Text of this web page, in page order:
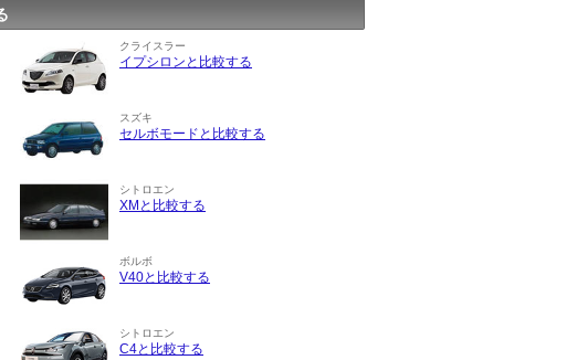
クライスラー
イプシロンと比較する
スズキ
セルボモードと比較する
シトロエン
XMと比較する
ボルボ
V40と比較する
シトロエン
C4と比較する